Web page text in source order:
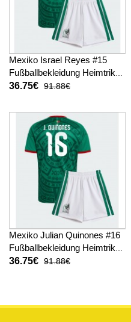
Mexiko Israel Reyes #15
Fußballbekleidung Heimtrikot
Kinder WM 2026 Kurzarm (+
36.75€ 91.88€
Mexiko Julian Quinones #16
Fußballbekleidung Heimtrikot
Kinder WM 2026 Kurzarm (+
36.75€ 91.88€